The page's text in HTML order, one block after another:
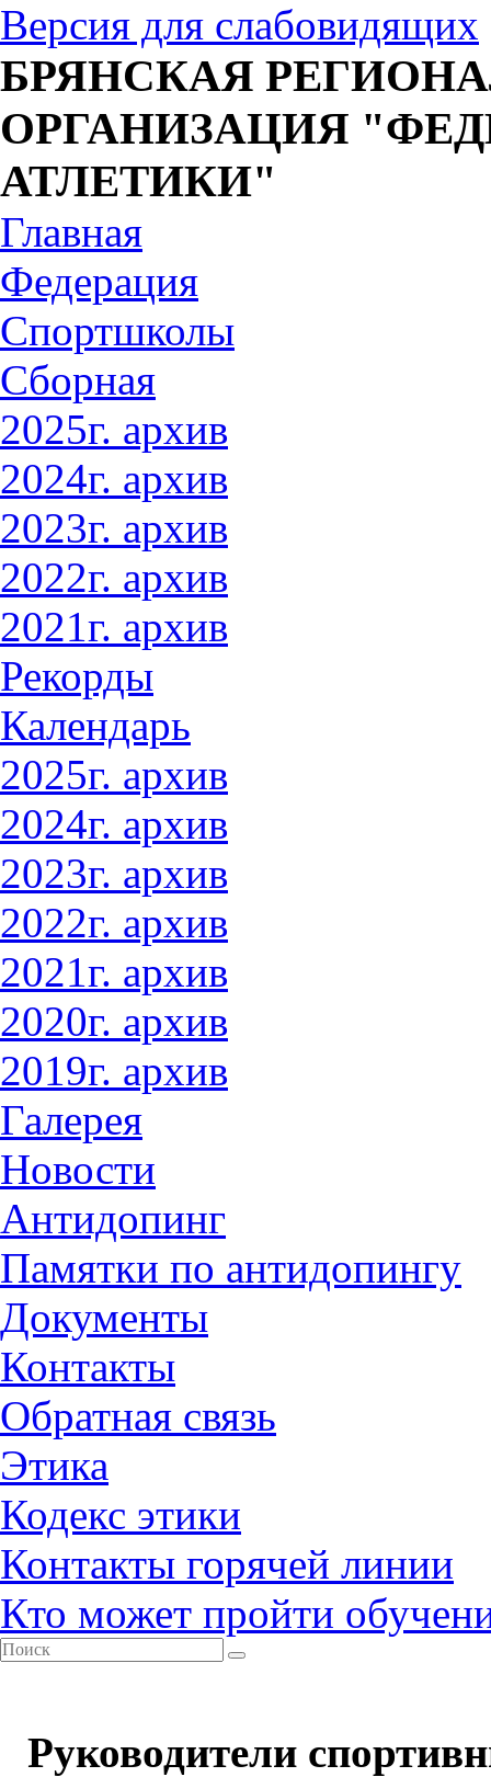
Версия для слабовидящих
БРЯНСКАЯ
ОРГАНИЗАЦИЯ
АТЛЕТИКИ"
Главная
Федерация
Спортшколы
Сборная
2025г. архив
2024г. архив
2023г. архив
2022г. архив
2021г. архив
Рекорды
Календарь
2025г. архив
2024г. архив
2023г. архив
2022г. архив
2021г. архив
2020г. архив
2019г. архив
Галерея
Новости
Антидопинг
Памятки по антидопингу
Документы
Контакты
Обратная связь
Этика
Кодекс этики
Контакты горячей линии
Кто может пройти
Руководители